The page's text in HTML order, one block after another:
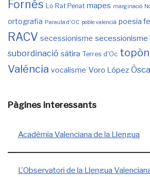
Fornés Lo Rat Penat mapes marginació
ortografia Paraula d'OC poble valencià poesia
RACV secessionisme secessionisme
subordinació sàtira Terres d'Oc
Valéncia vocalisme Voro López
Pàgines interessants
Acadèmia Valenciana de la Llengua
L'Observatori de la Llengua